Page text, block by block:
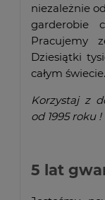
niezależnie
garderobie
Pracujemy
Dziesiątki
całym świecie.
Korzystaj z
od 1995 roku !
5 lat